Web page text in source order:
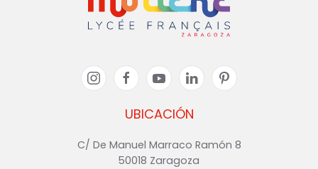
UBICACIÓN
C/ De Manuel Marraco Ramón 8
50018 Zaragoza